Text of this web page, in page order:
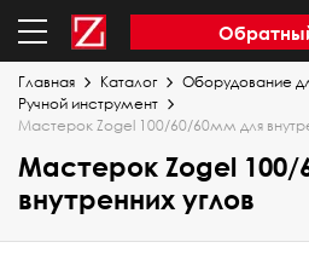
Главная Каталог
Оборудование
Ручной инструмент
Мастерок Zogel 100/60/60мм для
Мастерок Zogel 100/
внутренних углов